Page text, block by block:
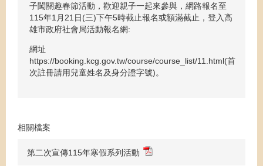
子闖關趣春節活動，歡迎親子一起來參與，網路報名至
115年1月21日(三)下午5時截止報名或額滿截止，登入高
雄市政府社會局活動報名網:
網址
https://booking.kcg.gov.tw/course/course_list/11.html(首
次註冊請用兒童姓名及身分證字號)。
相關檔案
第二次宣傳115年寒假系列活動